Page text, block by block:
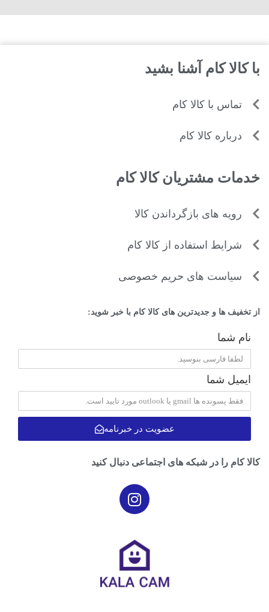
با کالا کام آشنا بشید
تماس با کالا کام
درباره کالا کام
خدمات مشتریان کالا کام
رویه های بازگرداندن کالا
شرایط استفاده از کالا کام
سیاست های حریم خصوصی
از تخفیف ها و جدیدترین های کالا کام با خبر شوید:
نام شما
ایمیل شما
عضویت در خبرنامه
کالا کام را در شبکه های اجتماعی دنبال کنید